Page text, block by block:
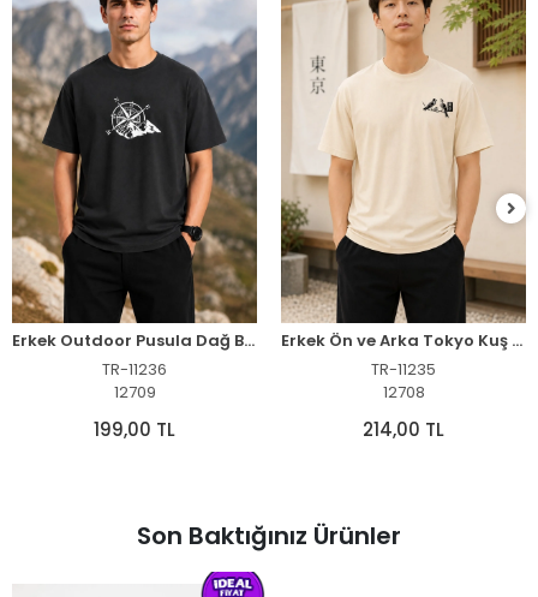
Erkek Outdoor Pusula Dağ Baskılı Kısa Kollu Oversize T-Shirt - Siyah
TR-11236
12709
199,00 TL
Erkek Ön ve Arka Tokyo Kuş Çiçek Baskılı Oversize T-Shirt - Ekru
TR-11235
12708
214,00 TL
Son Baktığınız Ürünler